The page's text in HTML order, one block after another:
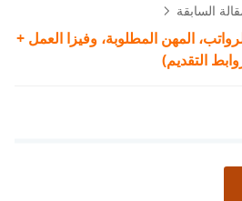
السابقة
في النمسا 2026 (الرواتب، المهن المطلوبة، وفيزا العمل +
التقديم)